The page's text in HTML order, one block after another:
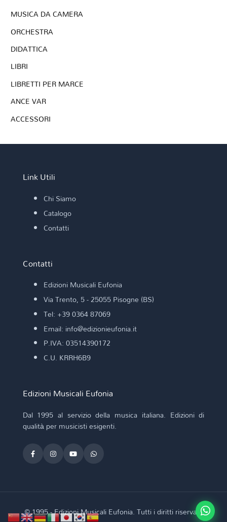
MUSICA DA CAMERA
ORCHESTRA
DIDATTICA
LIBRI
LIBRETTI PER MARCE
ANCE VAR
ACCESSORI
Link Utili
Chi Siamo
Catalogo
Contatti
Contatti
Edizioni Musicali Eufonia
Via Trento, 5 - 25055 Pisogne (BS)
Tel: +39 0364 87069
Email: info@edizionieufonia.it
P.IVA: 03514390172
C.U. KRRH6B9
Edizioni Musicali Eufonia
Dal 1995 al servizio della musica italiana. Edizioni di
qualità per musicisti esigenti.
© 1995 - Edizioni Musicali Eufonia. Tutti i diritti riservati.